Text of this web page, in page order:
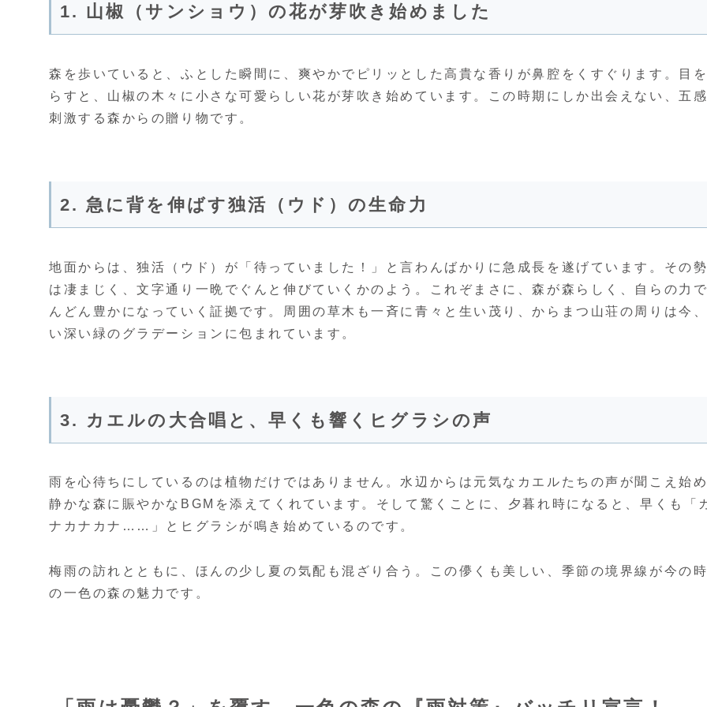
1. 山椒（サンショウ）の花が芽吹き始めました
森を歩いていると、ふとした瞬間に、爽やかでピリッとした高貴な香りが鼻腔をくすぐります。目
らすと、山椒の木々に小さな可愛らしい花が芽吹き始めています。この時期にしか出会えない、五感
刺激する森からの贈り物です。
2. 急に背を伸ばす独活（ウド）の生命力
地面からは、独活（ウド）が「待っていました！」と言わんばかりに急成長を遂げています。その
は凄まじく、文字通り一晩でぐんと伸びていくかのよう。これぞまさに、森が森らしく、自らの力
んどん豊かになっていく証拠です。周囲の草木も一斉に青々と生い茂り、からまつ山荘の周りは今
い深い緑のグラデーションに包まれています。
3. カエルの大合唱と、早くも響くヒグラシの声
雨を心待ちにしているのは植物だけではありません。水辺からは元気なカエルたちの声が聞こえ始め
静かな森に賑やかなBGMを添えてくれています。そして驚くことに、夕暮れ時になると、早くも「
ナカナカナ……」とヒグラシが鳴き始めているのです。
梅雨の訪れとともに、ほんの少し夏の気配も混ざり合う。この儚くも美しい、季節の境界線が今の時
の一色の森の魅力です。